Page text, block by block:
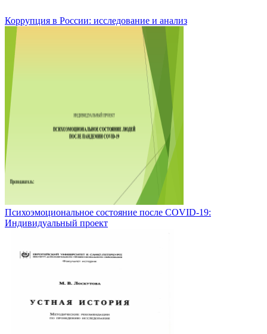
Коррупция в России: исследование и анализ
Психоэмоциональное состояние после COVID-19:
Индивидуальный проект